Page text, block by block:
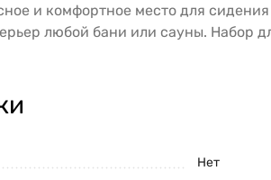
и комфортное место для
любой бани или сауны. Набор
Нет